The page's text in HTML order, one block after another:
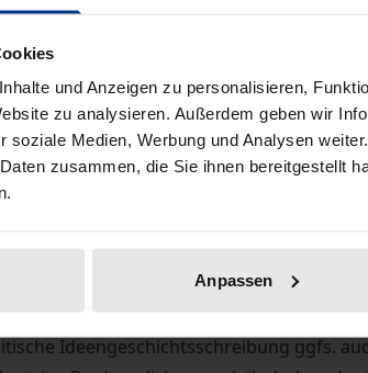
und Anzeigen zu personalisieren,
zu analysieren. Außerdem geben wir
soziale Medien, Werbung und Analysen
zusammen, die Sie ihnen bereitgestellt
Anpassen
Delivery cost notice
data
sondern eine Geschichte der
erkundet. Untersucht wird
Ideengeschichtsschreibung ggfs.